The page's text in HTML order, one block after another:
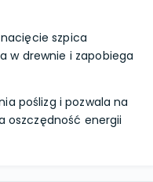
szpica
w drewnie i zapobiega
poślizg i pozwala na
oszczędność energii